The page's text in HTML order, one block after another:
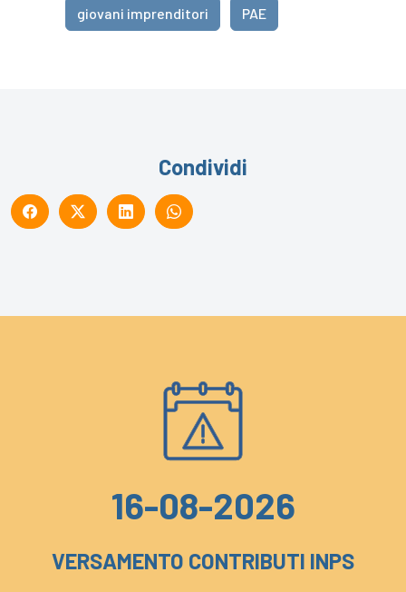
giovani imprenditori PAE
Condividi
16-08-2026
VERSAMENTO CONTRIBUTI INPS